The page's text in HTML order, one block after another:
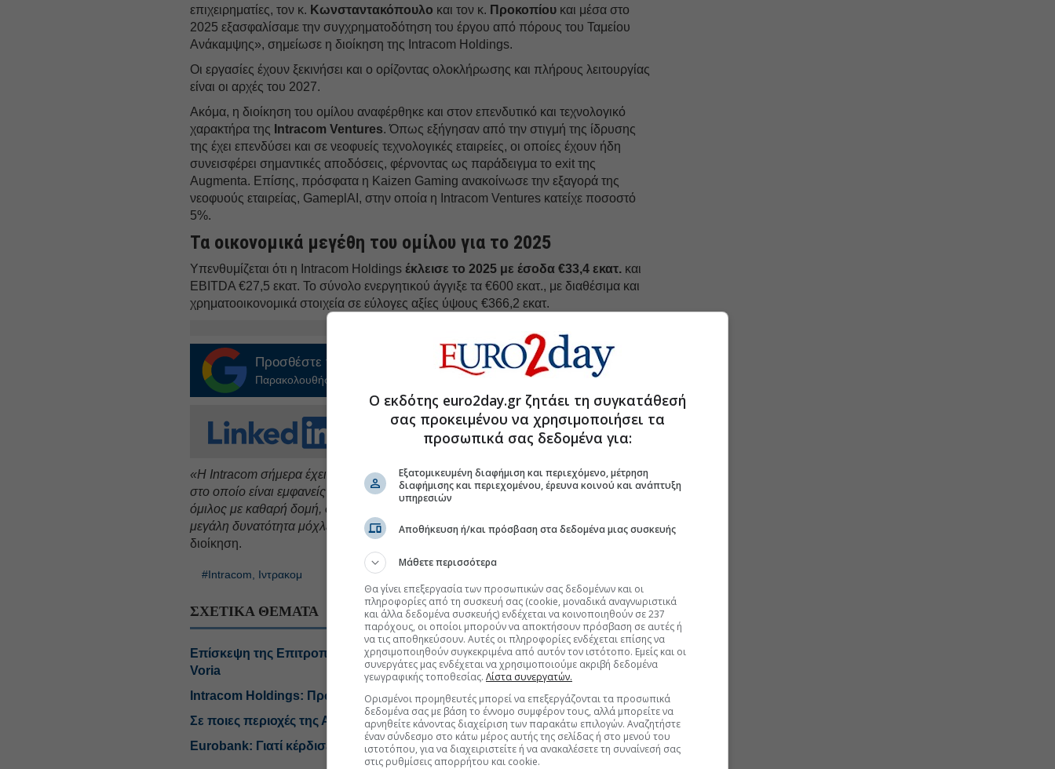
επιχειρηματίες, τον κ. Κωνσταντακόπουλο και τον κ. Προκοπίου και μέσα στο
2025 εξασφαλίσαμε την συγχρηματοδότηση του έργου από πόρους του Ταμείου
Ανάκαμψης», σημείωσε η διοίκηση της Intracom Holdings.
Οι εργασίες έχουν ξεκινήσει και ο ορίζοντας ολοκλήρωσης και πλήρους λειτουργίας
είναι οι αρχές του 2027.
Ακόμα, η διοίκηση του ομίλου αναφέρθηκε και στον επενδυτικό και τεχνολογικό
χαρακτήρα της Intracom Ventures. Όπως εξήγησαν από την στιγμή της ίδρυσης
της έχει επενδύσει και σε νεοφυείς τεχνολογικές εταιρείες, οι οποίες έχουν ήδη
συνεισφέρει σημαντικές αποδόσεις, φέρνοντας ως παράδειγμα το exit της
Augmenta. Επίσης, πρόσφατα η Kaizen Gaming ανακοίνωσε την εξαγορά της
νεοφυούς εταιρείας, GameplAI, στην οποία η Intracom Ventures κατείχε ποσοστό
5%.
Τα οικονομικά μεγέθη του ομίλου για το 2025
Υπενθυμίζεται ότι η Intracom Holdingsέκλεισε το 2025 με έσοδα €33,4 εκατ. και
EBITDA €27,5 εκατ. Το σύνολο ενεργητικού άγγιξε τα €600 εκατ., με διαθέσιμα και
χρηματοοικονομικά στοιχεία σε εύλογες αξίες ύψους €366,2 εκατ.
Προσθέστε το στοGoogle Discover!
Παρακολουθήστε τις εξελίξεις με την υπογραφη εγκυρότητας του Euro2day.gr
FOLLOW US
Ακολουθήστε τη σελίδα τουEuro2day.grστοLinkedin
«Η Intracom σήμερα έχει έναν ισχυρό ισολογισμό και ένα επενδυτικό χαρτοφυλάκιο
στο οποίο είναι εμφανείς οι πηγές των μελλοντικών υπεραξιών. Είμαστε ένας
όμιλος με καθαρή δομή, σημαντική ρευστότητα, μηδενικό δανεισμό, που σημαίνει
μεγάλη δυνατότητα μόχλευσης και επενδυτικών επιλογών»,υπογράμμισε η
διοίκηση.
#Intracom, Ιντρακομ
ΣΧΕΤΙΚΑ ΘΕΜΑΤΑ
Επίσκεψη της Επιτροπής Εποπτείας και Ελέγχου Παιγνίων στο project
Voria
Intracom Holdings: Πρώτη είσοδος στο Ελληνικό με την Ten Brinke
Σε ποιες περιοχές της Αττικής υποχωρούν τα ενοίκια
Eurobank: Γιατί κέρδισε τις εντυπώσεις στο εξάμηνο
Ο εκδότης euro2day.gr ζητάει τη συγκατάθεσή
σας προκειμένου να χρησιμοποιήσει τα
προσωπικά σας δεδομένα για:
Εξατομικευμένη διαφήμιση και περιεχόμενο, μέτρηση
διαφήμισης και περιεχομένου, έρευνα κοινού και ανάπτυξη
υπηρεσιών
Αποθήκευση ή/και πρόσβαση στα δεδομένα μιας συσκευής
Μάθετε περισσότερα
Θα γίνει επεξεργασία των προσωπικών σας δεδομένων και οι
πληροφορίες από τη συσκευή σας (cookie, μοναδικά αναγνωριστικά
και άλλα δεδομένα συσκευής) ενδέχεται να κοινοποιηθούν σε 237
παρόχους, οι οποίοι μπορούν να αποκτήσουν πρόσβαση σε αυτές ή
να τις αποθηκεύσουν. Αυτές οι πληροφορίες ενδέχεται επίσης να
χρησιμοποιηθούν συγκεκριμένα από αυτόν τον ιστότοπο. Εμείς και οι
συνεργάτες μας ενδέχεται να χρησιμοποιούμε ακριβή δεδομένα
γεωγραφικής τοποθεσίας. Λίστα συνεργατών.
Ορισμένοι προμηθευτές μπορεί να επεξεργάζονται τα προσωπικά
δεδομένα σας με βάση το έννομο συμφέρον τους, αλλά μπορείτε να
αρνηθείτε κάνοντας διαχείριση των παρακάτω επιλογών. Αναζητήστε
έναν σύνδεσμο στο κάτω μέρος αυτής της σελίδας ή στο μενού του
ιστοτόπου, για να διαχειριστείτε ή να ανακαλέσετε τη συναίνεσή σας
στις ρυθμίσεις απορρήτου και cookie.